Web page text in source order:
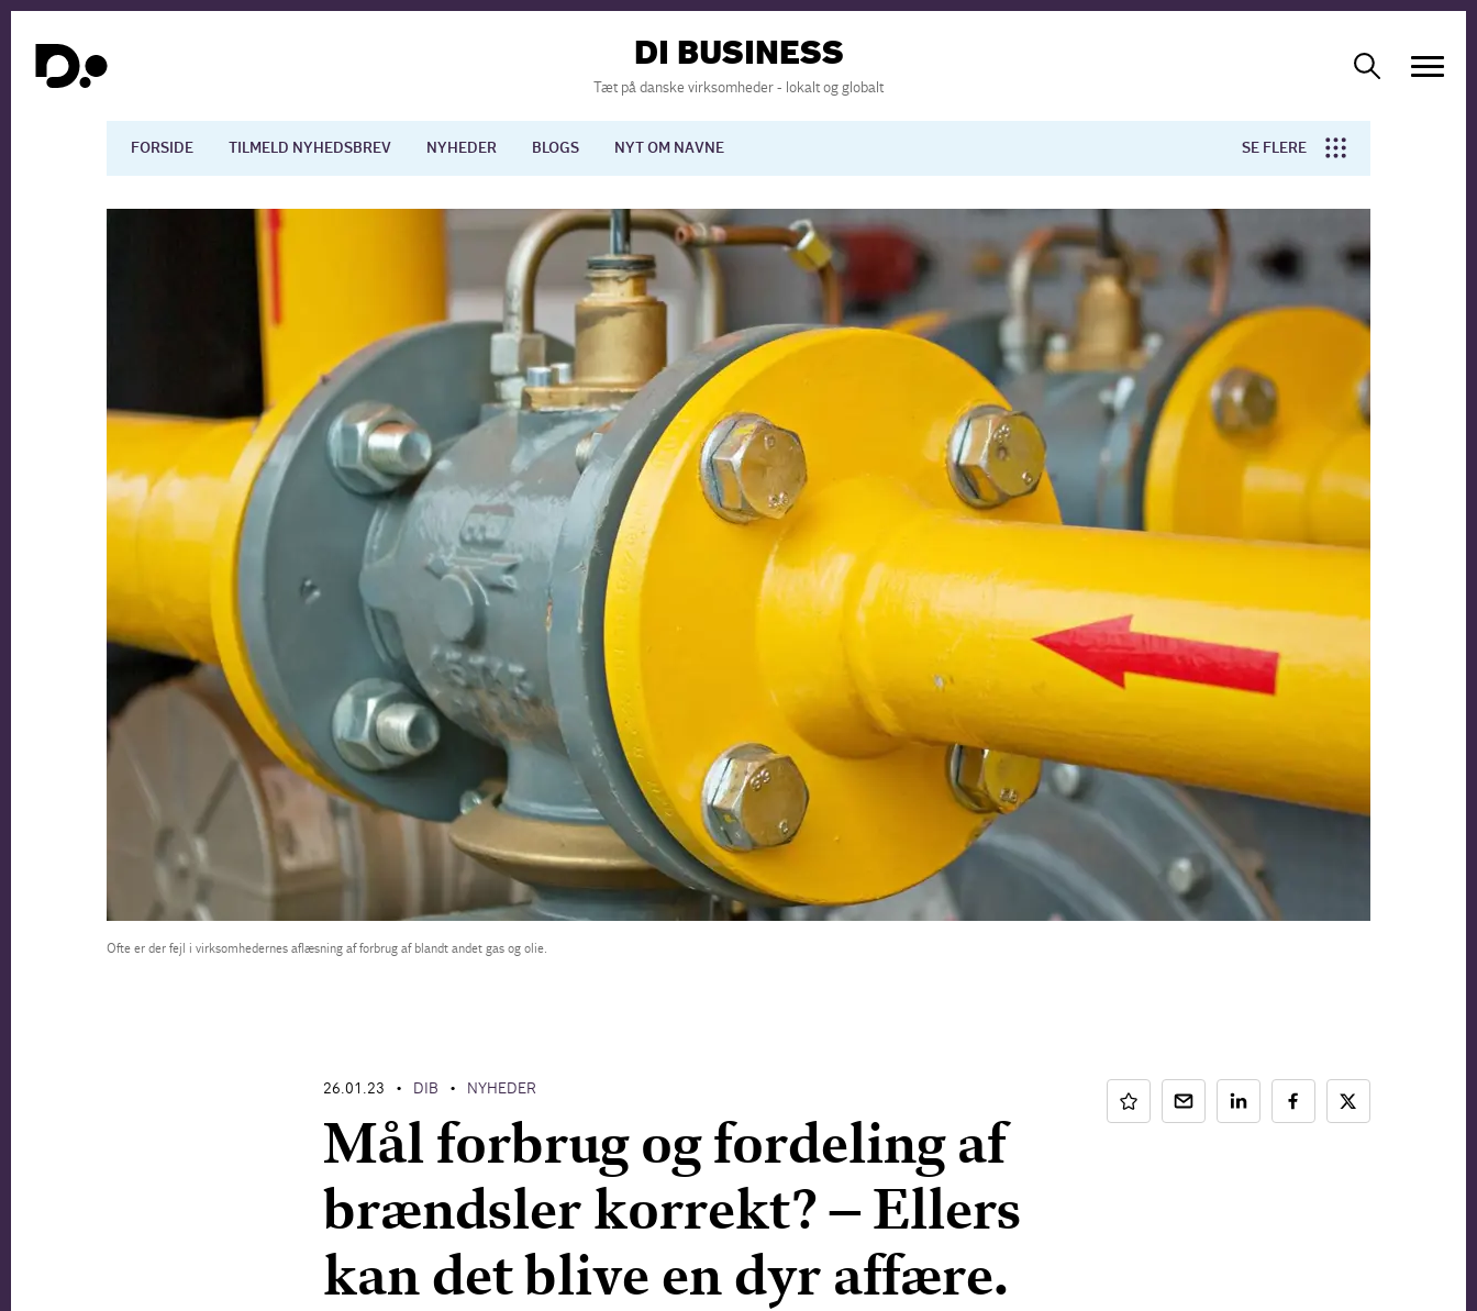
DI BUSINESS
Tæt på danske virksomheder - lokalt og globalt
FORSIDE TILMELD NYHEDSBREV NYHEDER BLOGS NYT OM NAVNE SE FLERE
Digitalisering International økonomi Arbejdsmiljø
Arbejdsmarkedet Uddannelse Europapolitik
Ofte er der fejl i virksomhedernes aflæsning af forbrug af blandt andet gas og olie.
26.01.23 • DIB • NYHEDER
Mål forbrug og fordeling af
brændsler korrekt? – Ellers
kan det blive en dyr affære.